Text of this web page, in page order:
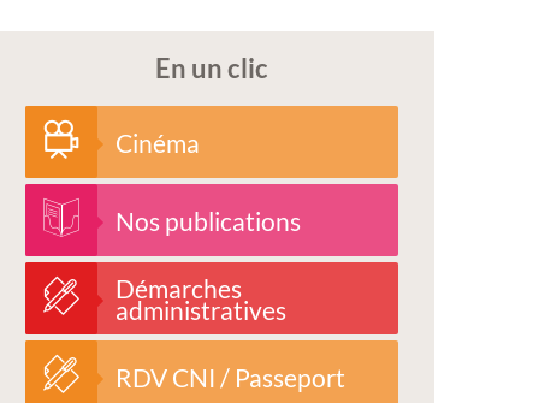
En un clic
Cinéma
Nos publications
Démarches
administratives
RDV CNI / Passeport